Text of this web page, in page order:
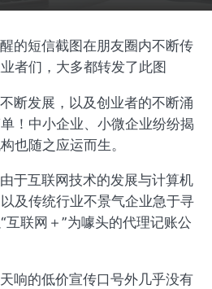
的短信截图在朋友圈内不断传
者们，大多都转发了此图
断发展，以及创业者的不断涌
！中小企业、小微企业纷纷揭
也随之应运而生。
于互联网技术的发展与计算机
及传统行业不景气企业急于寻
互联网＋”为噱头的代理记账公
响的低价宣传口号外几乎没有